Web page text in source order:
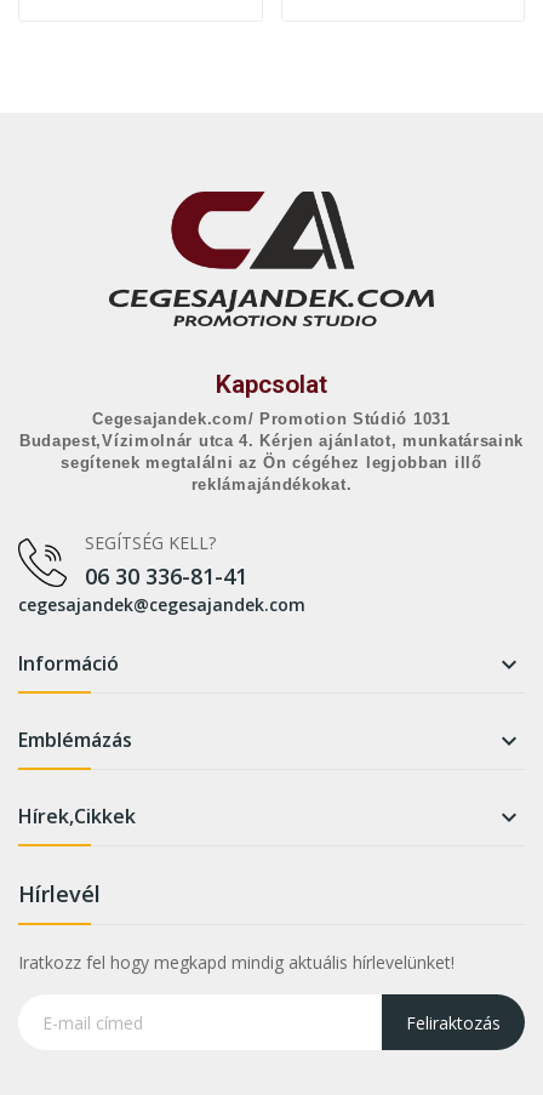
Kapcsolat
Cegesajandek.com/ Promotion Stúdió 1031
Budapest,Vízimolnár utca 4. Kérjen ajánlatot, munkatársaink
segítenek megtalálni az Ön cégéhez legjobban illő
reklámajándékokat.
SEGÍTSÉG KELL?
06 30 336-81-41
cegesajandek@cegesajandek.com
Információ 
Emblémázás 
Hírek,Cikkek 
Hírlevél
Iratkozz fel hogy megkapd mindig aktuális hírlevelünket!
Feliraktozás